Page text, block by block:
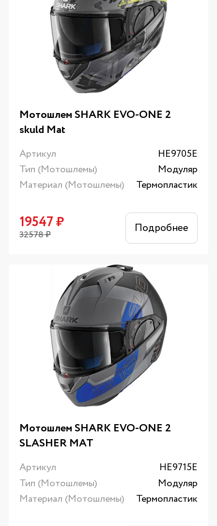
Мотошлем SHARK EVO-ONE 2
skuld Mat
Артикул
HE9705E
Тип (Мотошлемы)
Модуляр
Материал (Мотошлемы)
Термопластик
19547₽
32578₽ Подробнее
Мотошлем SHARK EVO-ONE 2
SLASHER MAT
Артикул
HE9715E
Тип (Мотошлемы)
Модуляр
Материал (Мотошлемы)
Термопластик